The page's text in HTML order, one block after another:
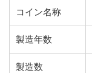
コイン名称
製造年数
製造数